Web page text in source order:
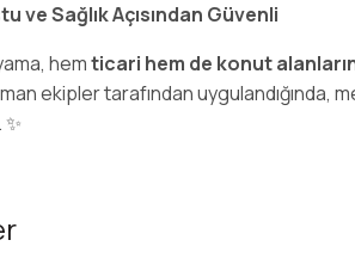
ve Sağlık Açısından Güvenli
hemticari hem de konut
ekipler tarafından uygulandığında,